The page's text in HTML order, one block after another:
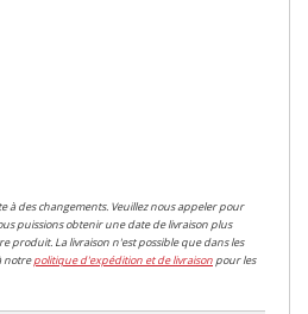
à des changements. Veuillez nous appeler pour
puissions obtenir une date de livraison plus
produit. La livraison n'est possible que dans les
notrepolitique d'expédition et de livraisonpour les